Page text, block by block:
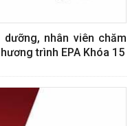
nhân viên chăm
trình EPA Khóa 15